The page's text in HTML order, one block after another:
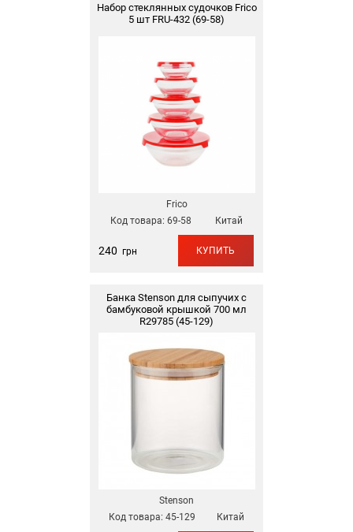
Набор стеклянных судочков Frico
5 шт FRU-432 (69-58)
Frico
Код товара: 69-58 Китай
240 грн КУПИТЬ
Банка Stenson для сыпучих с
бамбуковой крышкой 700 мл
R29785 (45-129)
Stenson
Код товара: 45-129 Китай